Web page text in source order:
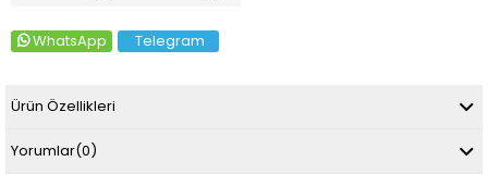
WhatsApp Telegram
Ürün Özellikleri
Yorumlar(0)